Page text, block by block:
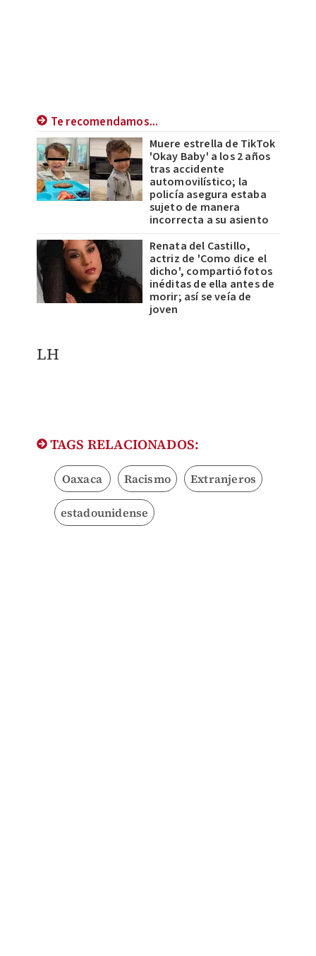
Te recomendamos...
Muere estrella de TikTok
'Okay Baby' a los 2 años
tras accidente
automovilístico; la
policía asegura estaba
sujeto de manera
incorrecta a su asiento
Renata del Castillo,
actriz de 'Como dice el
dicho', compartió fotos
inéditas de ella antes de
morir; así se veía de
joven
LH
TAGS RELACIONADOS:
Oaxaca Racismo Extranjeros
estadounidense